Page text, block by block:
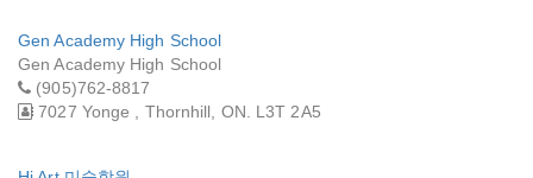
Gen Academy High School
Gen Academy High School
(905)762-8817
7027 Yonge , Thornhill, ON. L3T 2A5